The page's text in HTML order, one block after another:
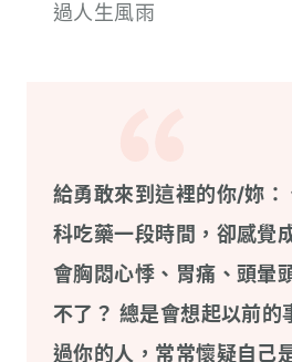
過人生風雨
給勇敢來到這裡的你/妳：
科吃藥一段時間，卻感覺
會胸悶心悸、胃痛、頭暈
不了？ 總是會想起以前的
過你的人，常常懷疑自己